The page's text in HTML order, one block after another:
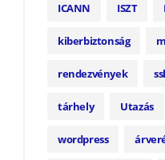
ICANN ISZT
kiberbiztonság
rendezvények ssl
tárhely Utazás
wordpress